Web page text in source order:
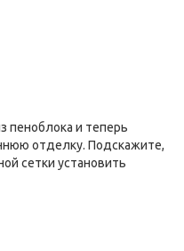
пеноблока и теперь
отделку. Подскажите,
сетки установить